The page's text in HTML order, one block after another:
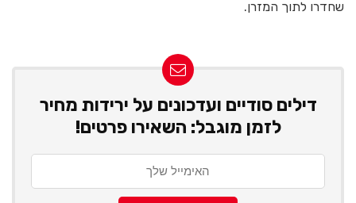
שחדרו לתוך המזרן.
דילים סודיים ועדכונים על ירידות מחיר
לזמן מוגבל: השאירו פרטים!